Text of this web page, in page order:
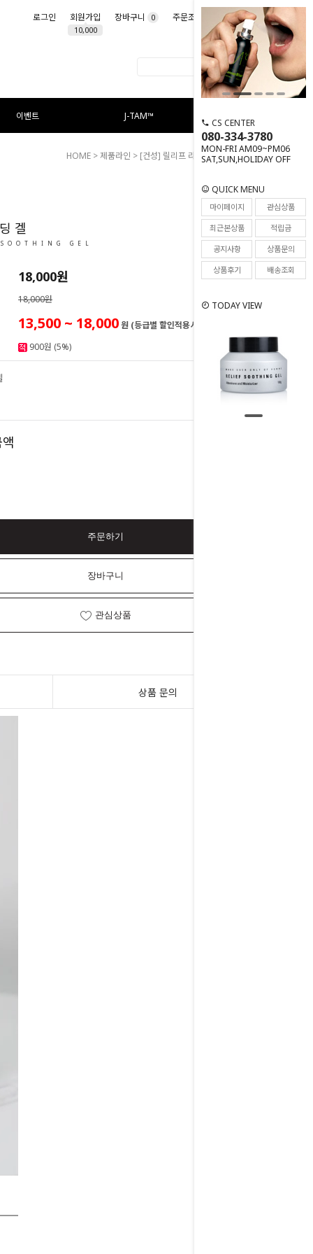
로그인 회원가입
10,000
장바구니 0 주문조회 마이페이지
이벤트 J-TAM™
CS CENTER
080-334-3780
MON-FRI AM09~PM06
SAT,SUN,HOLIDAY OFF
QUICK MENU
마이페이지
관심상품
최근본상품
적립금
공지사항
상품문의
상품후기
배송조회
TODAY VIEW
HOME >제품라인 > [건성] 릴리프 라인> 릴리프 수딩 겔
120
겔
GEL
18,000원
18,000원
13,500 ~ 18,000원 (등급별 할인적용시)
900원 (5%)
18,000원
주문하기
장바구니
관심상품
상품 문의